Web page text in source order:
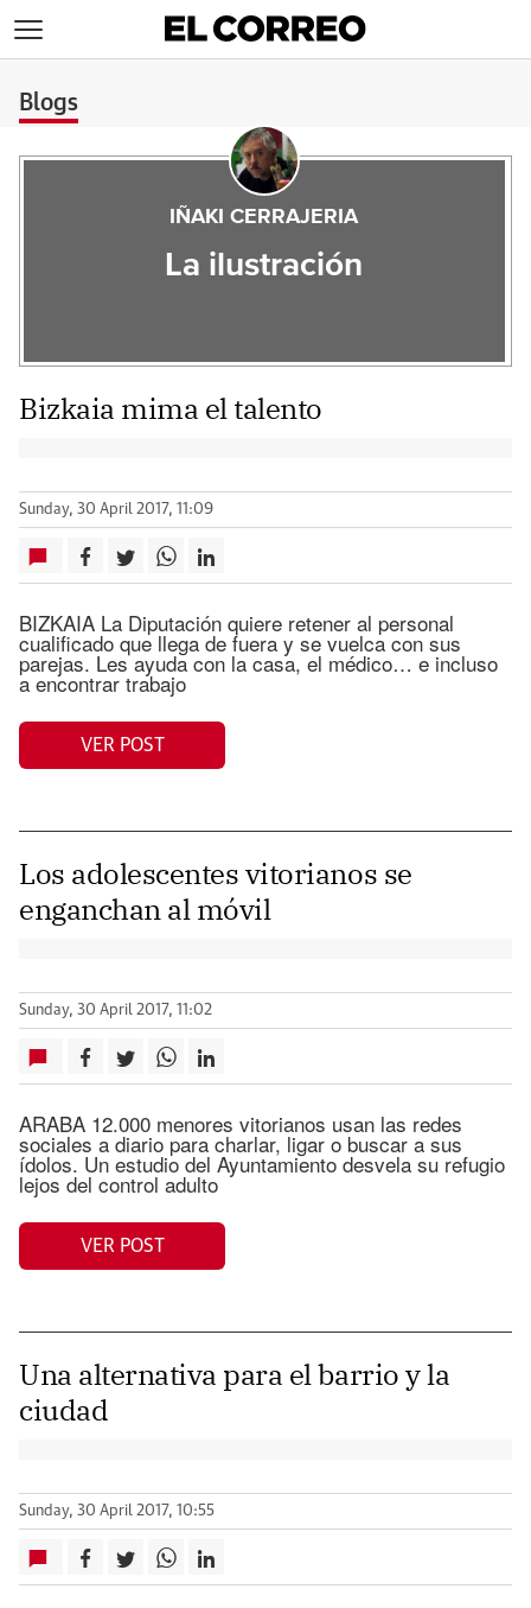
Blogs
IÑAKI CERRAJERIA
La ilustración
Bizkaia mima el talento
Sunday, 30 April 2017, 11:09
BIZKAIA La Diputación quiere retener al personal
cualificado que llega de fuera y se vuelca con sus
parejas. Les ayuda con la casa, el médico… e incluso
a encontrar trabajo
VER POST
Los adolescentes vitorianos se
enganchan al móvil
Sunday, 30 April 2017, 11:02
ARABA 12.000 menores vitorianos usan las redes
sociales a diario para charlar, ligar o buscar a sus
ídolos. Un estudio del Ayuntamiento desvela su refugio
lejos del control adulto
VER POST
Una alternativa para el barrio y la
ciudad
Sunday, 30 April 2017, 10:55